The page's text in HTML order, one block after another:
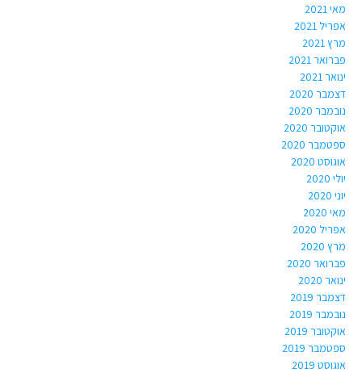
מאי 2021
אפריל 2021
מרץ 2021
פברואר 2021
ינואר 2021
דצמבר 2020
נובמבר 2020
אוקטובר 2020
ספטמבר 2020
אוגוסט 2020
יולי 2020
יוני 2020
מאי 2020
אפריל 2020
מרץ 2020
פברואר 2020
ינואר 2020
דצמבר 2019
נובמבר 2019
אוקטובר 2019
ספטמבר 2019
אוגוסט 2019